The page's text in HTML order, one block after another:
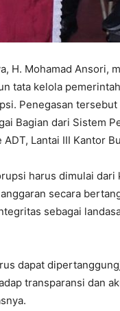
H. Mohamad Ansori,
tata kelola
Penegasan
Bagian dari Sistem
Lantai III Kantor
harus dimulai
secara
sebagai
dapat
transparansi dan